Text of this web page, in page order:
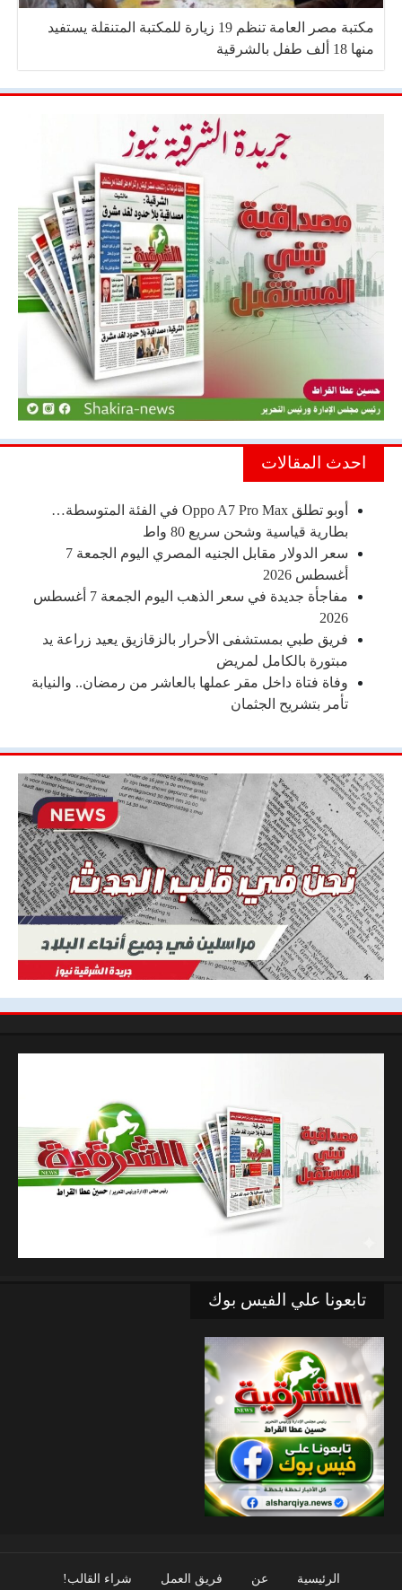
مكتبة مصر العامة تنظم 19 زيارة للمكتبة المتنقلة يستفيد
منها 18 ألف طفل بالشرقية
احدث المقالات
أوبو تطلق Oppo A7 Pro Max في الفئة المتوسطة…
بطارية قياسية وشحن سريع 80 واط
سعر الدولار مقابل الجنيه المصري اليوم الجمعة 7
أغسطس 2026
مفاجأة جديدة في سعر الذهب اليوم الجمعة 7 أغسطس
2026
فريق طبي بمستشفى الأحرار بالزقازيق يعيد زراعة يد
مبتورة بالكامل لمريض
وفاة فتاة داخل مقر عملها بالعاشر من رمضان.. والنيابة
تأمر بتشريح الجثمان
تابعونا علي الفيس بوك
الرئيسية عن فريق العمل شراء القالب!